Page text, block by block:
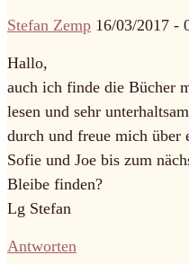
Stefan Zemp 16/03/2017 -
Hallo,
auch ich finde die Bücher
lesen und sehr
durch und freue mich über
Sofie und Joe bis zum
Bleibe finden?
Lg Stefan
Antworten